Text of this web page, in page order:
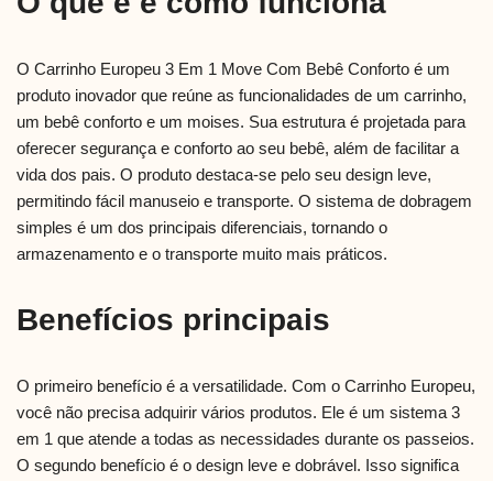
O Carrinho Europeu 3 Em 1 Move Com Bebê Conforto é um
produto inovador que reúne as funcionalidades de um carrinho,
um bebê conforto e um moises. Sua estrutura é projetada para
oferecer segurança e conforto ao seu bebê, além de facilitar a
vida dos pais. O produto destaca-se pelo seu design leve,
permitindo fácil manuseio e transporte. O sistema de dobragem
simples é um dos principais diferenciais, tornando o
armazenamento e o transporte muito mais práticos.
Benefícios principais
O primeiro benefício é a versatilidade. Com o Carrinho Europeu,
você não precisa adquirir vários produtos. Ele é um sistema 3
em 1 que atende a todas as necessidades durante os passeios.
O segundo benefício é o design leve e dobrável. Isso significa